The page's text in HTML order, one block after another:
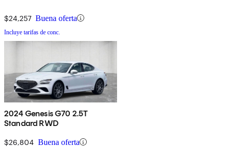
$24,257 Buena oferta
Incluye tarifas de conc.
2024 Genesis G70 2.5T
Standard RWD
$26,804 Buena oferta